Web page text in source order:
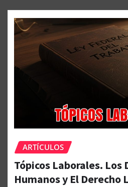
ARTÍCULOS
Tópicos Laborales. Los
Humanos y El Derecho